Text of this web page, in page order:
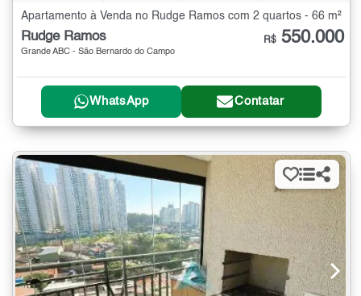
Apartamento à Venda no Rudge Ramos com 2 quartos - 66 m²
Rudge Ramos
Grande ABC - São Bernardo do Campo
R$ 550.000
WhatsApp Contatar